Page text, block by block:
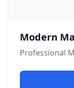
Modern
Professional